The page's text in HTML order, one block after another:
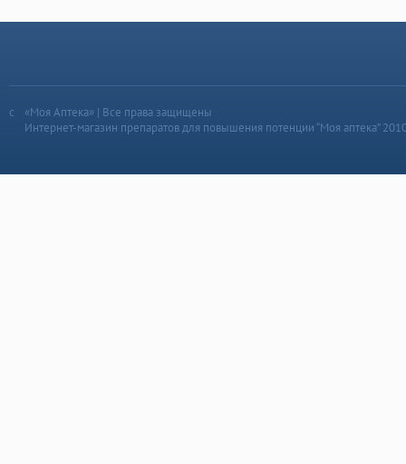
«Моя Аптека» | Все права защищены
Интернет-магазин препаратов для повышения потенции “Моя аптека”